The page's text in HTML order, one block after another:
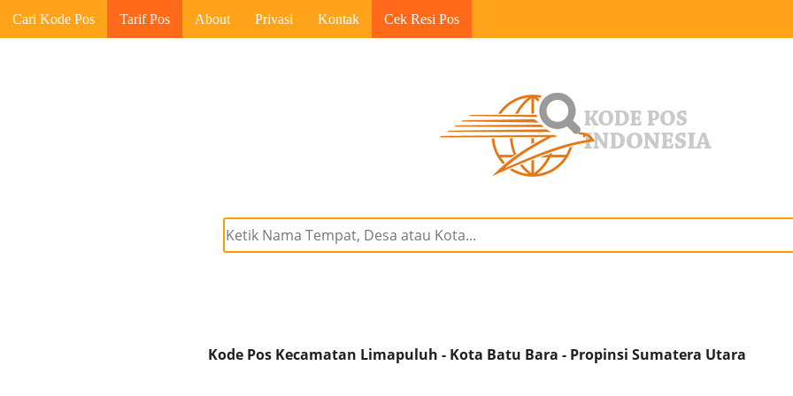
Cari Kode Pos Tarif Pos About Privasi Kontak Cek Resi Pos
Kode Pos Kecamatan Limapuluh - Kota Batu Bara - Propinsi Sumatera Utara